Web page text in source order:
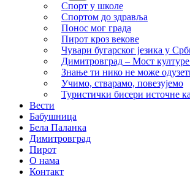
Спорт у школе
Спортом до здравља
Понос мог града
Пирот кроз векове
Чувари бугарског језика у
Димитровград – Мост
Знање ти нико не може
Учимо, стварамо, повезујемо
Туристички бисери источне
Вести
Бабушница
Бела Паланка
Димитровград
Пирот
О нама
Контакт